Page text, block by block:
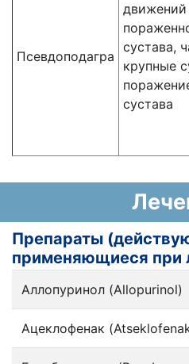
Псевдоподагра
движений
сустава,
крупные
сустава
Препараты
применяющиеся при
Аллопуринол (Allopurinol)
Ацеклофенак